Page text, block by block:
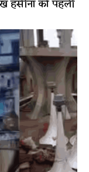
हसीना की पहली